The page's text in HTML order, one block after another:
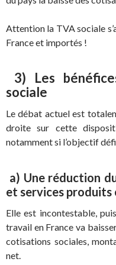
Attention la TVA sociale
France et importés !
3) Les
sociale
Le débat actuel est
droite sur cette
notamment si l’objectif
a) Une réduction
et services produits
Elle est incontestable,
travail en France va
cotisations sociales,
net.